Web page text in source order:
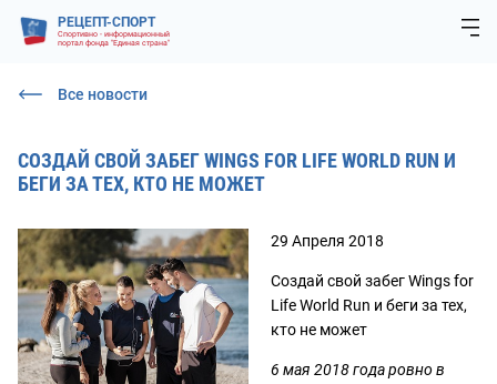
РЕЦЕПТ-СПОРТ
Спортивно - информационный
портал фонда "Единая страна"
Все новости
СОЗДАЙ СВОЙ ЗАБЕГ WINGS FOR LIFE WORLD RUN И
БЕГИ ЗА ТЕХ, КТО НЕ МОЖЕТ
29 Апреля 2018
Создай свой забег Wings for
Life World Run и беги за тех,
кто не может
6 мая 2018 года ровно в